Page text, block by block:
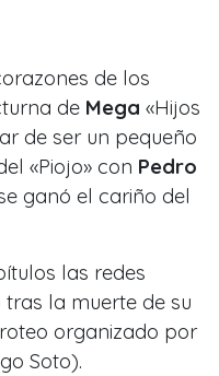
de los
de Mega «Hijos
de ser un pequeño
«Piojo» con Pedro
ganó el cariño del
las redes
la muerte de su
organizado por
Soto).